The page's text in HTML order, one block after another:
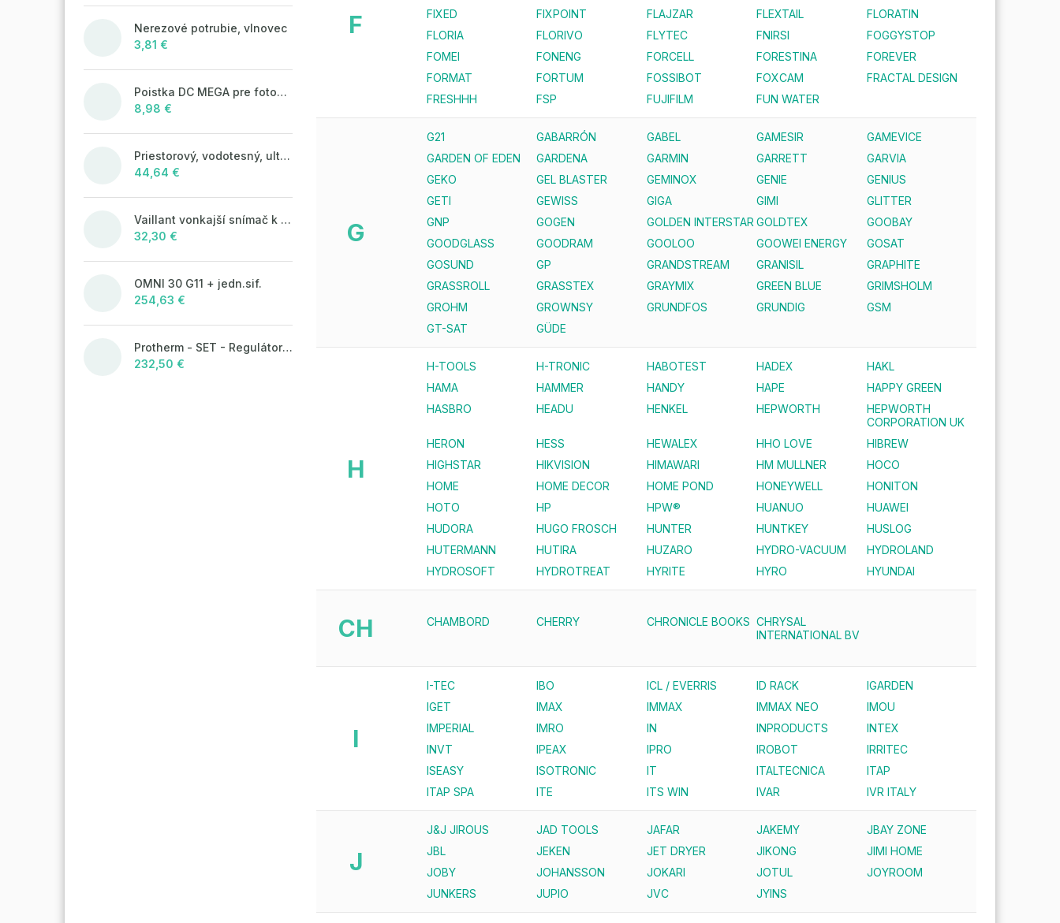
Nerezové potrubie, vlnovec
3,81 €
Poistka DC MEGA pre fotovoltaické systémy 125A/80V
8,98 €
Priestorový, vodotesný, ultrazvukový plašič na kuny, myši a potkany DRAGON ULTRASONIC CH360 - napájanie na batérie 4xAA
44,64 €
Vaillant vonkajší snímač k ekvitermickým reguláciám
32,30 €
OMNI 30 G11 + jedn.sif.
254,63 €
Protherm - SET - Regulátor MiGo Select + brána MiGo Link
232,50 €
F
FIXED
FIXPOINT FLAJZAR FLEXTAIL
FLORATIN
FLORIA
FLORIVO FLYTEC FNIRSI
FOGGYSTOP
FOMEI
FONENG FORCELL FORESTINA
FOREVER
FORMAT
FORTUM FOSSIBOT FOXCAM
FRACTAL DESIGN
FRESHHH
FSP FUJIFILM FUN WATER
G
G21 GABARRÓN GABEL GAMESIR
GAMEVICE
GARDEN OF EDEN
GARDENA GARMIN GARRETT
GARVIA
GEKO
GEL BLASTER GEMINOX GENIE
GENIUS
GETI
GEWISS GIGA GIMI
GLITTER
GNP
GOGEN GOLDEN INTERSTAR GOLDTEX
GOOBAY
GOODGLASS
GOODRAM GOOLOO GOOWEI ENERGY
GOSAT
GOSUND
GP GRANDSTREAM GRANISIL
GRAPHITE
GRASSROLL
GRASSTEX GRAYMIX GREEN BLUE
GRIMSHOLM
GROHM
GROWNSY GRUNDFOS GRUNDIG
GSM
GT-SAT
GÜDE
H
H-TOOLS H-TRONIC HABOTEST HADEX
HAKL
HAMA
HAMMER HANDY HAPE
HAPPY GREEN
HASBRO
HEADU HENKEL HEPWORTH
HEPWORTH
CORPORATION UK
HERON
HESS HEWALEX HHO LOVE
HIBREW
HIGHSTAR
HIKVISION HIMAWARI HM MULLNER
HOCO
HOME
HOME DECOR HOME POND HONEYWELL
HONITON
HOTO
HP HPW® HUANUO
HUAWEI
HUDORA
HUGO FROSCH HUNTER HUNTKEY
HUSLOG
HUTERMANN
HUTIRA HUZARO HYDRO-VACUUM
HYDROLAND
HYDROSOFT
HYDROTREAT HYRITE HYRO HYUNDAI
CH CHAMBORD CHERRY CHRONICLE BOOKS CHRYSAL
INTERNATIONAL BV
I
I-TEC IBO ICL / EVERRIS ID RACK
IGARDEN
IGET
IMAX IMMAX IMMAX NEO
IMOU
IMPERIAL
IMRO IN INPRODUCTS
INTEX
INVT
IPEAX IPRO IROBOT
IRRITEC
ISEASY
ISOTRONIC IT ITALTECNICA
ITAP
ITAP SPA
ITE ITS WIN IVAR IVR ITALY
J
J&J JIROUS JAD TOOLS JAFAR JAKEMY
JBAY ZONE
JBL
JEKEN JET DRYER JIKONG
JIMI HOME
JOBY
JOHANSSON JOKARI JOTUL
JOYROOM
JUNKERS
JUPIO JVC JYINS